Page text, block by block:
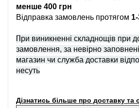
менше 400 грн
Відправка замовлень протягом
При виникненні складнощів при
замовлення, за невірно заповнені
магазин чи служба доставки
несуть
Дізнатись більше про доставку та